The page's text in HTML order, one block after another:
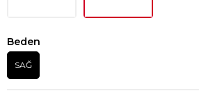
Beden
SAĞ